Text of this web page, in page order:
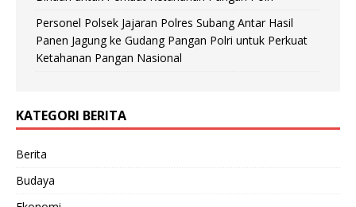
Personel Polsek Jajaran Polres Subang Antar Hasil
Panen Jagung ke Gudang Pangan Polri untuk Perkuat
Ketahanan Pangan Nasional
KATEGORI BERITA
Berita
Budaya